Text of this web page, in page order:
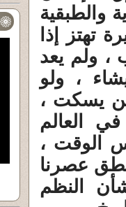
والطبقية
تهتز إذا
ولم يعد
، ولو
يسكت ،
العالم
الوقت ،
عصرنا
النظم